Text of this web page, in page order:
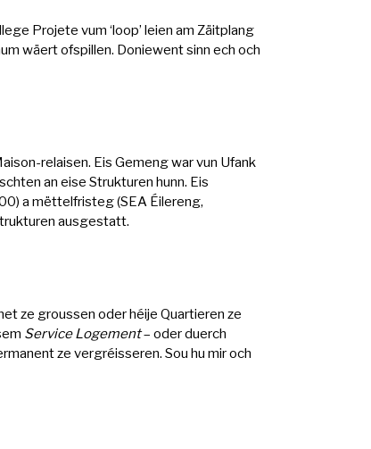
Projete vum ‘loop’ leien am Zäitplang
wäert ofspillen. Doniewent sinn ech och
relaisen. Eis Gemeng war vun Ufank
an eise Strukturen hunn. Eis
a mëttelfristeg (SEA Éilereng,
ausgestatt.
ze groussen oder héije Quartieren ze
Service Logement– oder duerch
ze vergréisseren. Sou hu mir och